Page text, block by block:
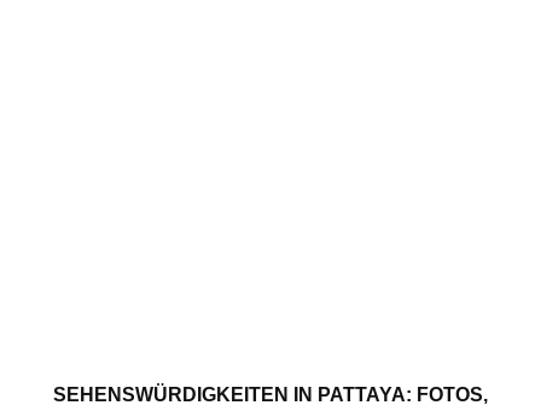
SEHENSWÜRDIGKEITEN IN PATTAYA: FOTOS,